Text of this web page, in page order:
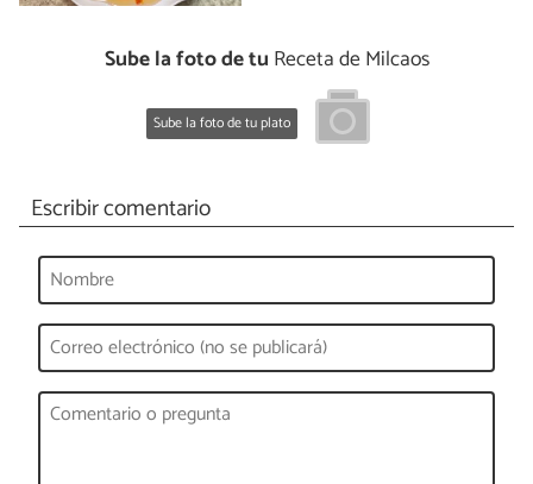
Sube la foto de tu Receta de Milcaos
Sube la foto de tu plato
Escribir comentario